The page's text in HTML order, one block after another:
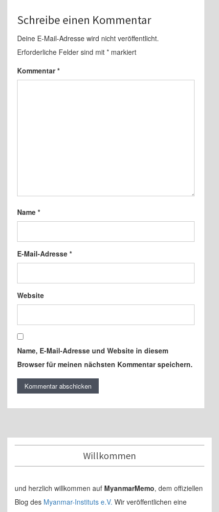
Schreibe einen Kommentar
Deine E-Mail-Adresse wird nicht veröffentlicht.
Erforderliche Felder sind mit * markiert
Kommentar*
Name *
E-Mail-Adresse *
Website
Name, E-Mail-Adresse und Website in diesem
Browser für meinen nächsten Kommentar speichern.
Willkommen
und herzlich willkommen auf MyanmarMemo, dem offiziellen
Blog des Myanmar-Instituts e.V. Wir veröffentlichen eine